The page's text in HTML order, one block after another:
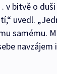
bitvě o
uvedl.
samému.